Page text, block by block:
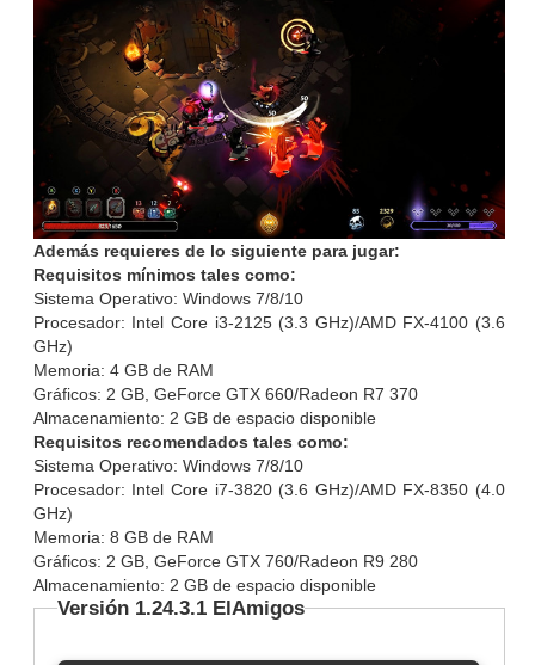
Además requieres de lo siguiente para jugar:
Requisitos mínimos tales como:
Sistema Operativo: Windows 7/8/10
Procesador: Intel Core i3-2125 (3.3 GHz)/AMD FX-4100 (3.6
GHz)
Memoria: 4 GB de RAM
Gráficos: 2 GB, GeForce GTX 660/Radeon R7 370
Almacenamiento: 2 GB de espacio disponible
Requisitos recomendados tales como:
Sistema Operativo: Windows 7/8/10
Procesador: Intel Core i7-3820 (3.6 GHz)/AMD FX-8350 (4.0
GHz)
Memoria: 8 GB de RAM
Gráficos: 2 GB, GeForce GTX 760/Radeon R9 280
Almacenamiento: 2 GB de espacio disponible
Versión 1.24.3.1 ElAmigos